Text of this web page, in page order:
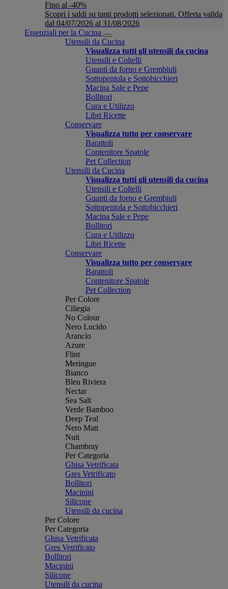
Fino al -40%
Scopri i saldi su tanti prodotti selezionati. Offerta valida
dal 04/07/2026 al 31/08/2026
Essenziali per la Cucina
Utensili da Cucina
Visualizza tutti gli utensili da cucina
Utensili e Coltelli
Guanti da forno e Grembiuli
Sottopentola e Sottobicchieri
Macina Sale e Pepe
Bollitori
Cura e Utilizzo
Libri Ricette
Conservare
Visualizza tutto per conservare
Barattoli
Contenitore Spatole
Pet Collection
Utensili da Cucina
Visualizza tutti gli utensili da cucina
Utensili e Coltelli
Guanti da forno e Grembiuli
Sottopentola e Sottobicchieri
Macina Sale e Pepe
Bollitori
Cura e Utilizzo
Libri Ricette
Conservare
Visualizza tutto per conservare
Barattoli
Contenitore Spatole
Pet Collection
Per Colore
Ciliegia
No Colour
Nero Lucido
Arancio
Azure
Flint
Meringue
Bianco
Bleu Riviera
Nectar
Sea Salt
Verde Bamboo
Deep Teal
Nero Matt
Nuit
Chambray
Per Categoria
Ghisa Vetrificata
Gres Vetrificato
Bollitori
Macinini
Silicone
Utensili da cucina
Per Colore
Per Categoria
Ghisa Vetrificata
Gres Vetrificato
Bollitori
Macinini
Silicone
Utensili da cucina